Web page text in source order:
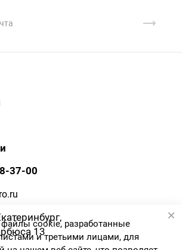
37-00
13
cookie, разработанные
и третьими лицами, для